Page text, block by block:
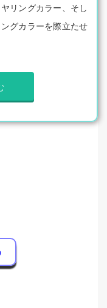
リングカラー、そし
グカラーを際立たせ